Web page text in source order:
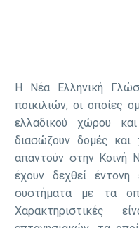
Η Nέα Eλληνική
ποικιλιών, οι οποίες
ελλαδικού χώρου
διασώζουν δομές και
απαντούν στην Κοινή
έχουν δεχθεί
συστήματα με τα
Χαρακτηριστικές